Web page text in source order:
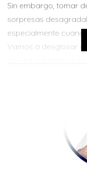
Sin embargo, tomar
sorpresas
especialmente
Vamos a desglosar
Estrategias
Hay varias formas
propiedad
Florida. Aquí hay